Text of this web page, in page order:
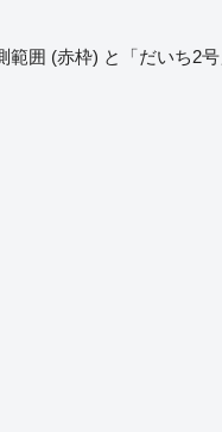
範囲 (赤枠) と「だいち2